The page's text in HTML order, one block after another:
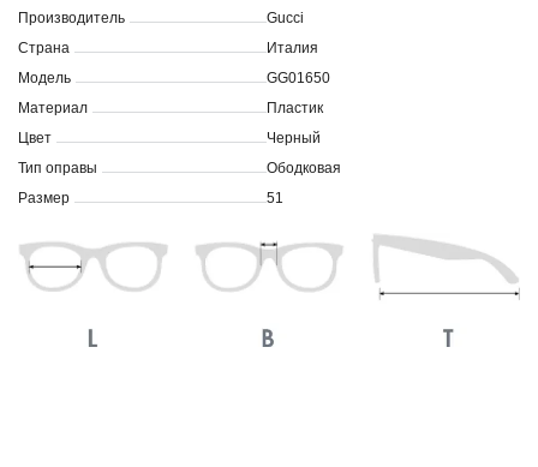
Производитель
Gucci
Страна
Италия
Модель
GG01650
Материал
Пластик
Цвет
Черный
Тип оправы
Ободковая
Размер
51